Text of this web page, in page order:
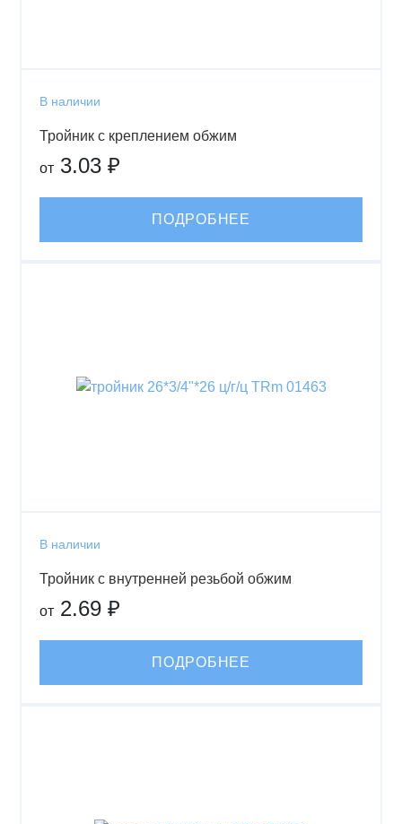
В наличии
Тройник с креплением обжим
от 3.03 ₽
ПОДРОБНЕЕ
В наличии
Тройник с внутренней резьбой обжим
от 2.69 ₽
ПОДРОБНЕЕ